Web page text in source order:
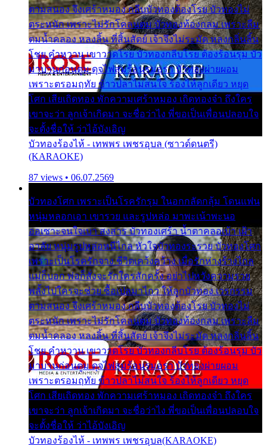
ตามสนอง จึงเศร้าหมอง กลีบบัวทองต้องโรย บัวทองไม่
ตระหนัก เพราะไม่รักโคลนตม บัวทองท้องกลม เพราะลืม
ตมน้ำคลอง หลงลิ้น ที่สิ้นสัตย์ เจ้าจึงไม่ระมัด หลงกลิ่นลิ้น
โชย คำหวาน เขาวาดโรย บัวทองกลีบโรย ต้องร้อนรุม บัว
มาบานก่อนตูม ดุจไฟสุมร้อนรุมอุรา บัวทองผ่ายผอม
เพราะตรอมฤทัย ข้าวปลาไม่สนใจ ร้องไห้ลูกเดียว หยุด
โศก เสียเถิดทอง พักความเศร้าหมอง เถิดทองจ๋า ถึงใคร
เขาจะว่า ลูกเจ้าเกิดมา จะชื่อว่าไง พี่ขอเป็นเพื่อนปลอบใจ
จะตั้งชื่อให้ ว่าไอ้บังเอิญ
บัวทองร้องไห้ - เทพพร เพชรอุบล (ซาวด์ดนตรี)
(KARAOKE)
87 views • 06.07.2569
บัวทองโศก เพราะเป็นโรครักรุม ในอกกลัดกลุ้ม โดนแฟน
หนุ่มหลอกเอา เขารวย และรูปหล่อ มาพะเน้าพะนอ
ออเซาะจนใจเบา สงสาร บัวทองเศร้า น้ำตาคลอเบ้า เฝ้า
อาลัย หนุ่มรูปหล่อหนีไกล หัวใจบัวทองระรวย บัวทองโศก
เพราะเป็นโรครักจาง ชีวิตเคว้งคว้าง เมื่อรักห่างร้างไกล
แม่ก็บอก พ่อก็สั่งจะรักใครสักครั้ง อย่าไปหวังความรวย
พลั้งไปใครจะช่วย ซื้อเปลมาไกว ให้ลูกบัวทอง เวรกรรม
ตามสนอง จึงเศร้าหมอง กลีบบัวทองต้องโรย บัวทองไม่
ตระหนัก เพราะไม่รักโคลนตม บัวทองท้องกลม เพราะลืม
ตมน้ำคลอง หลงลิ้น ที่สิ้นสัตย์ เจ้าจึงไม่ระมัด หลงกลิ่นลิ้น
โชย คำหวาน เขาวาดโรย บัวทองกลีบโรย ต้องร้อนรุม บัว
มาบานก่อนตูม ดุจไฟสุมร้อนรุมอุรา บัวทองผ่ายผอม
เพราะตรอมฤทัย ข้าวปลาไม่สนใจ ร้องไห้ลูกเดียว หยุด
โศก เสียเถิดทอง พักความเศร้าหมอง เถิดทองจ๋า ถึงใคร
เขาจะว่า ลูกเจ้าเกิดมา จะชื่อว่าไง พี่ขอเป็นเพื่อนปลอบใจ
จะตั้งชื่อให้ ว่าไอ้บังเอิญ
บัวทองร้องไห้ - เทพพร เพชรอุบล(KARAOKE)